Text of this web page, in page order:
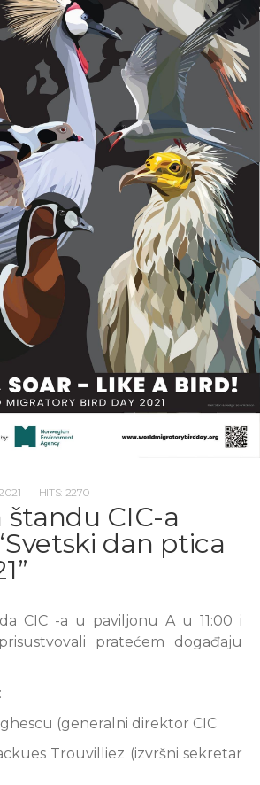
HITS: 2270
štandu CIC-a
dan ptica
CIC -a u paviljonu A u 11:00 i
pratećem događaju
(generalni direktor CIC
Trouvilliez (izvršni sekretar